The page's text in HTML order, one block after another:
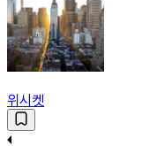
위시켓